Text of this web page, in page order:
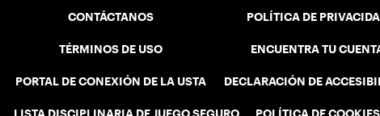
CONTÁCTANOS
TÉRMINOS DE USO
PORTAL DE CONEXIÓN DE LA USTA
LISTA DISCIPLINARIA DE JUEGO SEGURO
POLÍTICA DE
ENCUENTRA TU
DECLARACIÓN DE
POLÍTICA DE COOKIES